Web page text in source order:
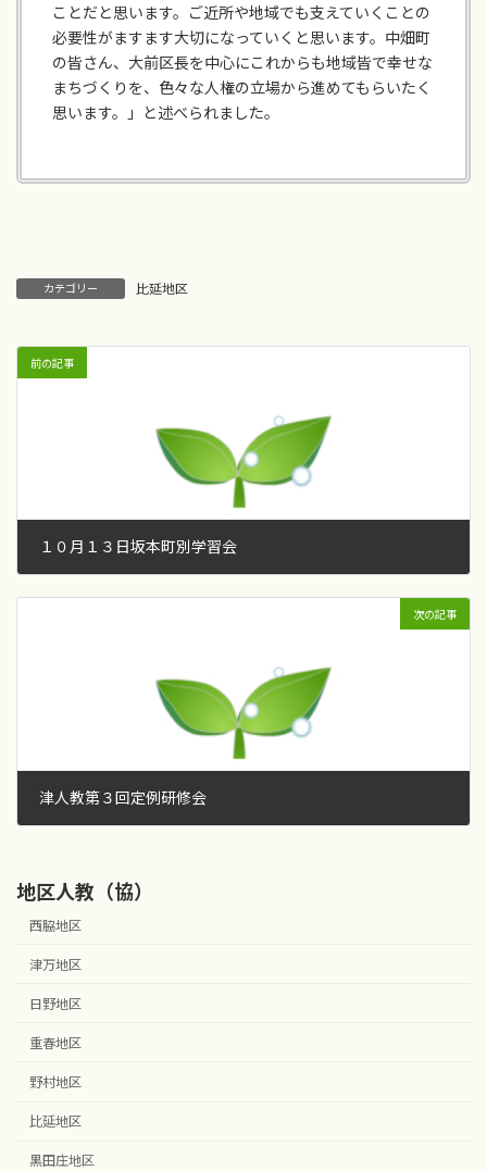
ことだと思います。ご近所や地域でも支えていくことの
必要性がますます大切になっていくと思います。中畑町
の皆さん、大前区長を中心にこれからも地域皆で幸せな
まちづくりを、色々な人権の立場から進めてもらいたく
思います。」と述べられました。
カテゴリー 比延地区
前の記事
１０月１３日坂本町別学習会
次の記事
津人教第３回定例研修会
地区人教（協）
西脇地区
津万地区
日野地区
重春地区
野村地区
比延地区
黒田庄地区